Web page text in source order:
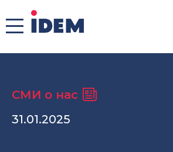
СМИ о нас
31.01.2025